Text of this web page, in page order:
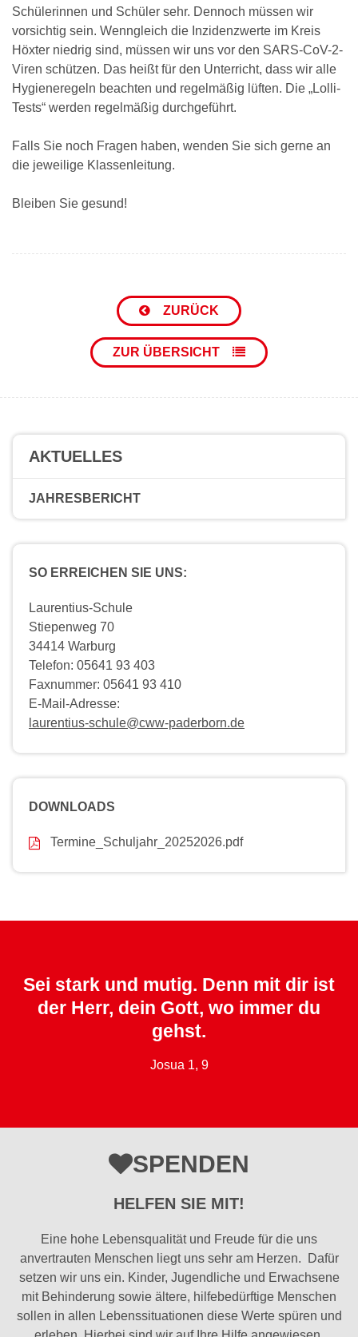
Schülerinnen und Schüler sehr. Dennoch müssen wir
vorsichtig sein. Wenngleich die Inzidenzwerte im Kreis
Höxter niedrig sind, müssen wir uns vor den SARS-CoV-2-
Viren schützen. Das heißt für den Unterricht, dass wir alle
Hygieneregeln beachten und regelmäßig lüften. Die „Lolli-
Tests“ werden regelmäßig durchgeführt.
Falls Sie noch Fragen haben, wenden Sie sich gerne an
die jeweilige Klassenleitung.
Bleiben Sie gesund!
ZURÜCK
ZUR ÜBERSICHT
AKTUELLES
JAHRESBERICHT
SO ERREICHEN SIE UNS:
Laurentius-Schule
Stiepenweg 70
34414 Warburg
Telefon: 05641 93 403
Faxnummer: 05641 93 410
E-Mail-Adresse:
laurentius-schule@cww-paderborn.de
DOWNLOADS
Termine_Schuljahr_20252026.pdf
Sei stark und mutig. Denn mit dir ist
der Herr, dein Gott, wo immer du
gehst.
Josua 1, 9
SPENDEN
HELFEN SIE MIT!
Eine hohe Lebensqualität und Freude für die uns
anvertrauten Menschen liegt uns sehr am Herzen. Dafür
setzen wir uns ein. Kinder, Jugendliche und Erwachsene
mit Behinderung sowie ältere, hilfebedürftige Menschen
sollen in allen Lebenssituationen diese Werte spüren und